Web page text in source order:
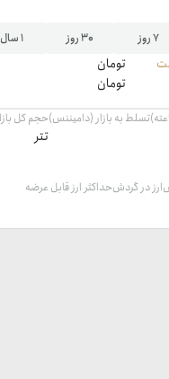
۷ روز ۳۰ روز ۱ سال
تومان
تومان
تسلط به بازار (دامیننس)حجم کل
تتر
ارز در گردشحداکثر ارز قابل عرضه